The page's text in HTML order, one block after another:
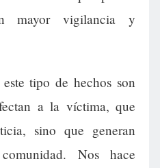
mayor vigilancia y
tipo de hechos son
a la víctima, que
sino que generan
Nos hace